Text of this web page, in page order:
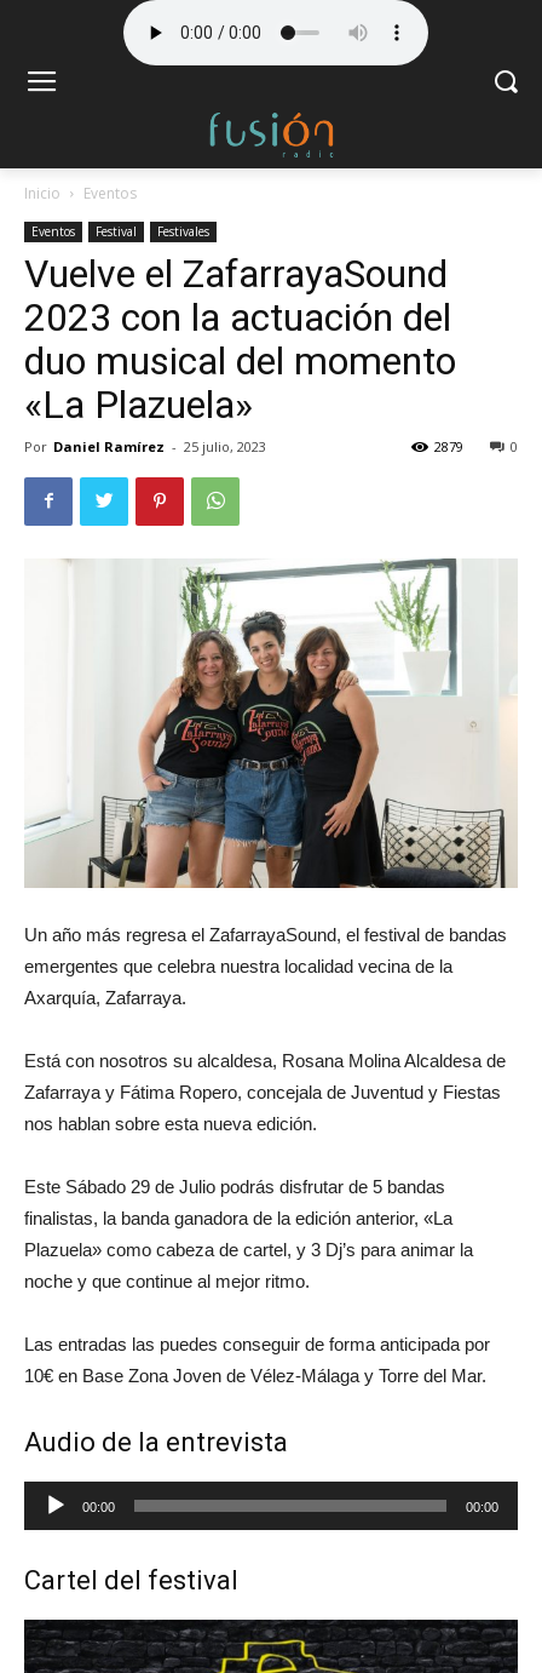
Inicio Eventos
Eventos Festival Festivales
Vuelve el ZafarrayaSound
2023 con la actuación del
duo musical del momento
«La Plazuela»
Por Daniel Ramírez - 25 julio, 2023 0
2879
Un año más regresa el ZafarrayaSound, el festival de bandas
emergentes que celebra nuestra localidad vecina de la
Axarquía, Zafarraya.
Está con nosotros su alcaldesa, Rosana Molina Alcaldesa de
Zafarraya y Fátima Ropero, concejala de Juventud y Fiestas
nos hablan sobre esta nueva edición.
Este Sábado 29 de Julio podrás disfrutar de 5 bandas
finalistas, la banda ganadora de la edición anterior, «La
Plazuela» como cabeza de cartel, y 3 Dj’s para animar la
noche y que continue al mejor ritmo.
Las entradas las puedes conseguir de forma anticipada por
10€ en Base Zona Joven de Vélez-Málaga y Torre del Mar.
Audio de la entrevista
Reproductor
de
00:00 00:00
Cartel del festival